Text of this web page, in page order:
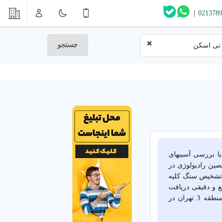
|
اسکن جستجو
بیماریها یا بررسی آسیبهای
رادیولوژی در
تشخیص سنگ کلیه
و دقیقی دریافت
کنید. از سی تی اسکن فوری بدون نوبت تا خدمات شبانه روزی، بهترین راه حلها در منطقه 3 تهران در